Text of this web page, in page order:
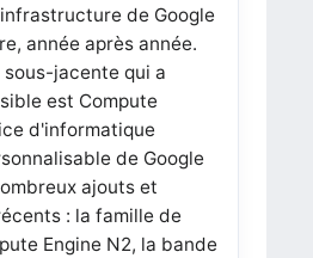
de Google
année après année.
jacente qui a
est Compute
d'informatique
de Google
ajouts et
: la famille de
Engine N2, la bande